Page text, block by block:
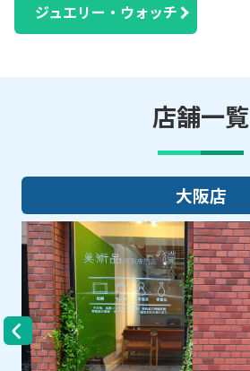
ジュエリー・ウォッチ
店舗一覧
大阪店